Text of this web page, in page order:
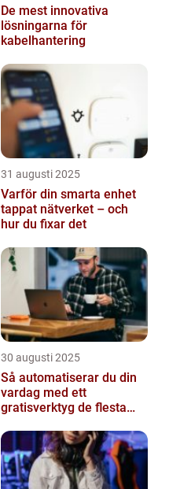
De mest innovativa
lösningarna för
kabelhantering
31 augusti 2025
Varför din smarta enhet
tappat nätverket – och
hur du fixar det
30 augusti 2025
Så automatiserar du din
vardag med ett
gratisverktyg de flesta